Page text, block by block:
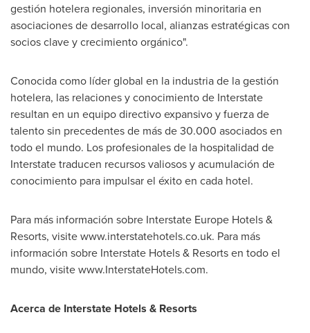
gestión hotelera regionales, inversión minoritaria en
asociaciones de desarrollo local, alianzas estratégicas con
socios clave y crecimiento orgánico".
Conocida como líder global en la industria de la gestión
hotelera, las relaciones y conocimiento de Interstate
resultan en un equipo directivo expansivo y fuerza de
talento sin precedentes de más de 30.000 asociados en
todo el mundo. Los profesionales de la hospitalidad de
Interstate traducen recursos valiosos y acumulación de
conocimiento para impulsar el éxito en cada hotel.
Para más información sobre Interstate Europe Hotels &
Resorts, visite www.interstatehotels.co.uk. Para más
información sobre Interstate Hotels & Resorts en todo el
mundo, visite www.InterstateHotels.com.
Acerca de Interstate Hotels & Resorts